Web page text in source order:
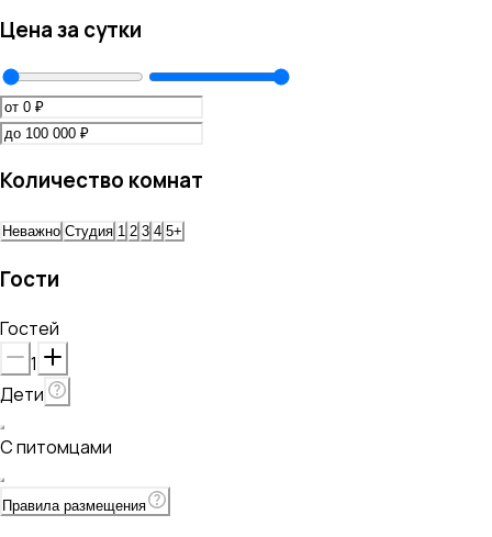
Цена за сутки
Количество комнат
Неважно Студия 1 2 3 4 5+
Гости
Гостей
1
Дети
С питомцами
Правила размещения